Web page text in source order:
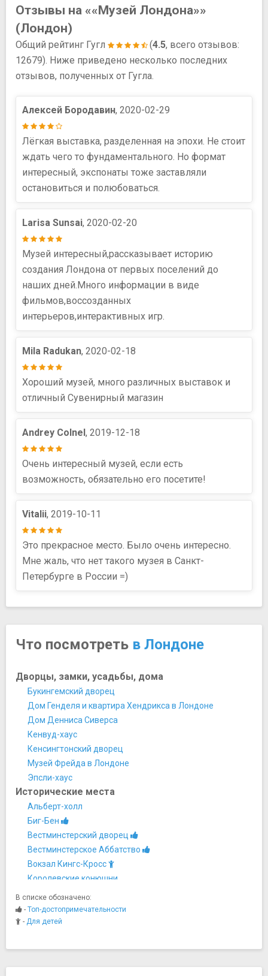
Отзывы на ««Музей Лондона»»
(Лондон)
Общий рейтинг Гугл (4.5, всего отзывов:
12679). Ниже приведено несколько последних
отзывов, полученных от Гугла.
Алексей Бородавин, 2020-02-29
Лёгкая выставка, разделенная на эпохи. Не стоит
ждать чего то фундаментального. Но формат
интересный, экспонаты тоже заставляли
остановиться и полюбоваться.
Larisa Sunsai, 2020-02-20
Музей интересный,рассказывает историю
создания Лондона от первых поселений до
наших дней.Много информации в виде
фильмов,воссозданных
интерьеров,интерактивных игр.
Mila Radukan, 2020-02-18
Хороший музей, много различных выставок и
отличный Сувенирный магазин
Andrey Colnel, 2019-12-18
Очень интересный музей, если есть
возможность, обязательно его посетите!
Vitalii, 2019-10-11
Это прекрасное место. Было очень интересно.
Мне жаль, что нет такого музея в Санкт-
Петербурге в России =)
Что посмотреть в Лондоне
Дворцы, замки, усадьбы, дома
Букингемский дворец
Дом Генделя и квартира Хендрикса в Лондоне
Дом Денниса Сиверса
Кенвуд-хаус
Кенсингтонский дворец
Музей Фрейда в Лондоне
Эпсли-хаус
Исторические места
Альберт-холл
Биг-Бен
Вестминстерский дворец
Вестминстерское Аббатство
Вокзал Кингс-Кросс
Королевские конюшни
Лондонский Тауэр
Музей и штаб-квартира Черчилля
Хайгейтское кладбище
Мосты
В списке обозначено:
- Топ-достопримечательности
- Для детей